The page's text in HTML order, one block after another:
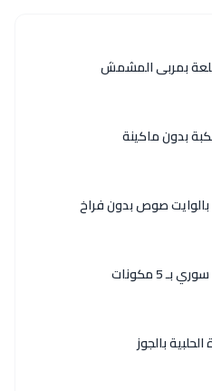
بمربى المشمش
بدون ماكينة
صوص بدون فراخ
5 مكونات
بالجوز